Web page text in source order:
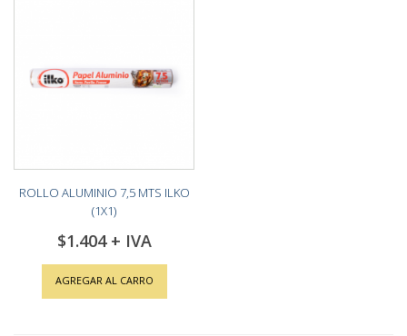
ROLLO ALUMINIO 7,5 MTS ILKO
(1X1)
$1.404
AGREGAR AL CARRO